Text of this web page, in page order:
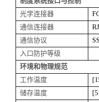
光学连接器
通信连接器
通信协议
入口防护等级
环境和物理规范
工作温度
[
储存温度
[